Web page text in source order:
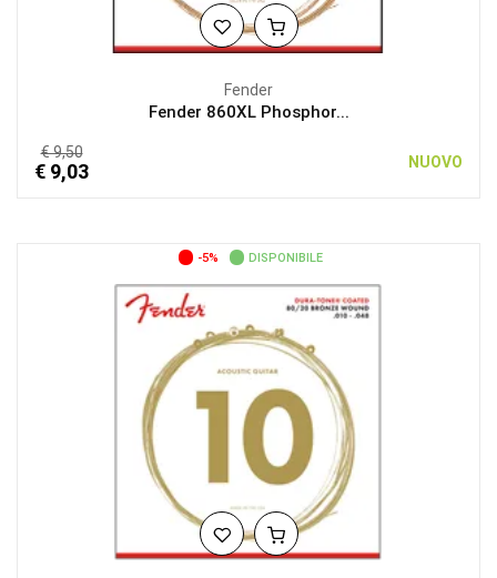
Fender
Fender 860XL Phosphor...
€ 9,50
€ 9,03 NUOVO
-5% DISPONIBILE